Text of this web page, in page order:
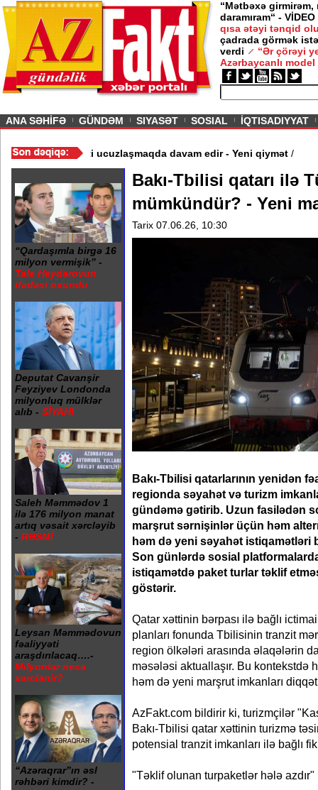
“Mətbəxə girmirəm,
daramıram“ - VİDEO
qısa ətəyi tənqid
çadrada görmək
verdi
“Ər çörəyi
Azərbaycanlı model
ANA SƏHİFƏ GÜNDƏM SIYASƏT SOSIAL İQTISADIYYAT
- Video/Azərbaycan nefti ucuzlaşmaqda davam edir - Yeni
“Qardaşımla birgə 16
milyon vermişik” -
Tale Heydərovun
ifadəsi oxundu
Deputat Cavanşir
Feyziyev Londonda
milyonluq mülklər
alıb - SİYAHI
Saleh Məmmədov 1
ilə 176 milyon manat
artıq vəsait xərcləyib
- RƏSMİ
Leysan Məmmədovun
fəaliyyəti
araşdırılacaq….-
Milyonlar necə
xərclənir?
“Azəraqrar”ın əsl
rəhbəri kimdir? -
Bakı-Tbilisi qatarı ilə
mümkündür? - Yeni
Tarix 07.06.26, 10:30
Bakı-Tbilisi qatarlarının yenidən
regionda səyahət və turizm
gündəmə gətirib. Uzun fasilədən
marşrut sərnişinlər üçün həm
həm də yeni səyahət istiqamətləri
Son günlərdə sosial
istiqamətdə paket turlar təklif
göstərir.
Qatar xəttinin bərpası ilə bağlı
planları fonunda Tbilisinin tranzit
region ölkələri arasında əlaqələrin
məsələsi aktuallaşır. Bu kontekstdə
həm də yeni marşrut imkanları
AzFakt.com bildirir ki, turizmçilər
Bakı-Tbilisi qatar xəttinin turizmə
potensial tranzit imkanları ilə bağlı
"Təklif olunan turpaketlər hələ azdır"